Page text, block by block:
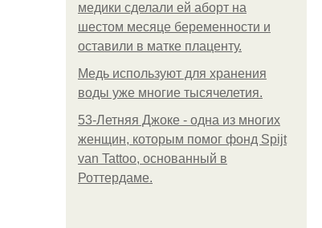
медики сделали ей аборт на
шестом месяце беременности и
оставили в матке плаценту.
Медь используют для хранения
воды уже многие тысячелетия.
53-Летняя Джоке - одна из многих
женщин, которым помог фонд Spijt
van Tattoo, основанный в
Роттердаме.